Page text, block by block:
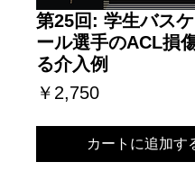
第25回: 学生バス
ール選手のACL損
る介入例
￥2,750価
カートに追加す